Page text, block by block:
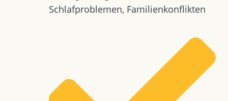
Schlafproblemen, Familienkonflikten